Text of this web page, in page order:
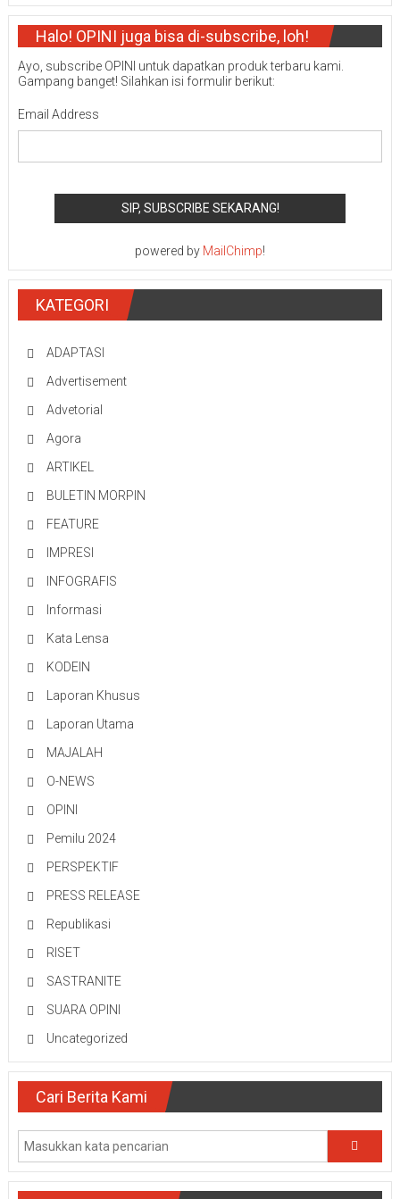
Halo! OPINI juga bisa di-subscribe, loh!
Ayo, subscribe OPINI untuk dapatkan produk terbaru kami.
Gampang banget! Silahkan isi formulir berikut:
Email Address
powered by MailChimp!
KATEGORI
ADAPTASI
Advertisement
Advetorial
Agora
ARTIKEL
BULETIN MORPIN
FEATURE
IMPRESI
INFOGRAFIS
Informasi
Kata Lensa
KODEIN
Laporan Khusus
Laporan Utama
MAJALAH
O-NEWS
OPINI
Pemilu 2024
PERSPEKTIF
PRESS RELEASE
Republikasi
RISET
SASTRANITE
SUARA OPINI
Uncategorized
Cari Berita Kami